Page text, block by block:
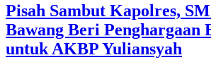
Pisah Sambut Kapolres,
Bawang Beri Penghargaan
untuk AKBP Yuliansyah